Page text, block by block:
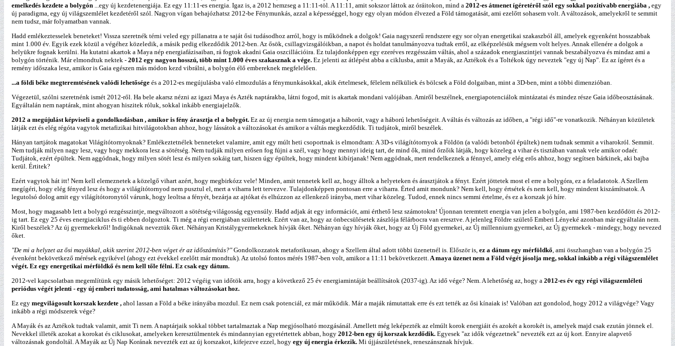
emelkedés kezdete a bolygón ...egy új kezdetenergiája. Ez egy 11:11-es energia. Igaz is, a 2012 hemzseg a 11:11-töl. A 11:11, amit sokszor láttok az óráitokon, mind a 2012-es átmenet ígéretéről szól egy sokkal pozitívabb energiába , egy
új paradigma, egy új világszemlélet kezdetéről szól. Nagyon vígan behajózhatsz 2012-be Fénymunkás, azzal a képességgel, hogy egy olyan módon élvezed a Föld támogatását, ami ezelőtt sohasem volt. A változások, amelyekről te semmit
nem tudsz, már folyamatban vannak.
Hadd emlékeztesselek beneteket! Vissza szeretnék térni veled egy pillanatra a te saját ősi tudásodhoz arról, hogy is működnek a dolgok! Gaia nagyszerű rendszere egy sor olyan energetikai szakaszból áll, amelyek egyenként hosszabbak
mint 1.000 év. Egyik ezek közül a végéhez közeledik, a másik pedig elkezdődik 2012-ben. Az ősök, csillagvizsgálóikban, a napot és holdat tanulmányozva tudtak erről, az elképzelésük mégsem volt helyes. Annak ellenére a dolgok a
helyükre fognak kerülni. Ha kutatni akartok a Maya nép energiafázisaiban, rá fogtok akadni Gaia oszcillációira. Ez tulajdonképpen egy ezeréves rezgésszám váltás, ahol a századok energiaszintjei vannak beszabályozva és mindaz ami a
bolygón történik. Már elmondtuk nektek - 2012 egy nagyon hosszú, több mint 1.000 éves szakasznak a vége. Ez jelenti az átlépést abba a ciklusba, amit a Mayák, az Aztékok és a Toltékok úgy neveztek "egy új Nap". Ez az ígéret és a
remény időszaka lesz, amikor is Gaia egészen más módon kezd vibrálni, a bolygón élő embereknek megfelelően.
...a földi béke megteremtésének valódi lehetősége és a 2012-es megújulásba való elmozdulás a fénymunkásokkal, akik értelmesek, félelem nélküliek és bölcsek a Föld dolgaiban, mint a 3D-ben, mint a többi dimenzióban.
Végezetül, szólni szeretnénk ismét 2012-ről. Ha bele akarsz nézni az igazi Maya és Azték naptárakba, látni fogod, mit is akartak mondani valójában. Amiről beszélnek, energiapotenciálok mintázatai és mindez része Gaia időbeosztásának.
Egyáltalán nem naptárak, mint ahogyan hiszitek róluk, sokkal inkább energiajelzők.
2012 a megújulást képviseli a gondolkodásban , amikor is fény árasztja el a bolygót. Ez az új energia nem támogatja a háborút, vagy a háború lehetőségeit. A váltás és változás az időben, a "régi idő"-re vonatkozik. Néhányan közületek
látják ezt és elég régóta vagytok metafizikai hitvilágotokban ahhoz, hogy lássátok a változásokat és amikor a váltás megkezdődik. Ti tudjátok, miről beszélek.
Hányan tartjátok magatokat Világítótornyoknak? Emlékeztetnélek benneteket valamire, amit egy múlt heti csoportnak is elmondtam: A 3D-s világítótornyok a Földön (a valódi betonból épültek) nem tudnak semmit a viharokról. Semmit.
Nem tudják milyen nagy lesz, vagy hogy mekkora lesz a sötétség. Nem tudják milyen erősen fog fújni a szél, vagy hogy mennyi ideig tart, de mind ők, mind őrzőik látják, hogy közeleg a vihar és tisztában vannak vele amikor odaér.
Tudjátok, ezért épültek. Nem aggódnak, hogy milyen sötét lesz és milyen sokáig tart, hiszen úgy épültek, hogy mindent kibírjanak! Nem aggódnak, mert rendelkeznek a fénnyel, amely elég erős ahhoz, hogy segítsen bárkinek, aki bajba
kerül. Értitek?
Ezért vagytok hát itt! Nem kell elemeznetek a közelgő vihart azért, hogy megbirkózz vele! Minden, amit tennetek kell az, hogy álltok a helyeteken és árasztjátok a fényt. Ezért jöttetek most el erre a bolygóra, ez a feladatotok. A Szellem
megígéri, hogy elég fényed lesz és hogy a világítótornyod nem pusztul el, mert a viharra lett tervezve. Tulajdonképpen pontosan erre a viharra. Érted amit mondunk? Nem kell, hogy értsétek és nem kell, hogy mindent kiszámítsatok. A
legutolsó dolog amit egy világítótoronytól várunk, hogy leoltsa a fényét, bezárja az ajtókat és elhúzzon az ellenkező irányba, mert vihar közeleg. Tudod, ennek nincs semmi értelme, és ez a korszak jó híre.
Most, hogy magasabb lett a bolygó rezgésszintje, megváltozott a sötétség-világosság egyensúly. Hadd adjak át egy információt, ami érthető lesz számotokra! Újonnan teremtett energia van jelen a bolygón, ami 1987-ben kezdődött és 2012-
ig tart. Ez egy 25 éves energiaciklus és ti ebben dolgoztok. Ti még a régi energiában születtetek. Ezért van az, hogy az önbecsülésetek zászlója félárbocra van eresztve. A jelenleg Földre születő Emberi Lényeké azonban már egyáltalán nem.
Kiről beszélek? Az új gyermekekről! Indigóknak neveztük őket. Néhányan Kristálygyermekeknek hívják őket. Néhányan úgy hívják őket, hogy az Új Föld gyermekei, az Új millennium gyermekei, az Új gyermekek - mindegy, hogy nevezed
őket.
"De mi a helyzet az ősi mayákkal, akik szerint 2012-ben véget ér az időszámítás?"Gondolkozzatok metaforikusan, ahogy a Szellem által adott többi üzenetnél is. Először is, ez a dátum egy mérföldkő, ami összhangban van a bolygón 25
évenként bekövetkező mérések egyikével (ahogy ezt évekkel ezelőtt már mondtuk). Az utolsó fontos mérés 1987-ben volt, amikor a 11:11 bekövetkezett.A maya üzenet nem a Föld végét jósolja meg, sokkal inkább a régi világszemlélet
végét. Ez egy energetikai mérföldkő és nem kell tőle félni. Ez csak egy dátum.
2012-vel kapcsolatban megemlítünk egy másik lehetőséget: 2012 végéig van időtök arra, hogy a következő 25 év energiamintáját beállítsátok (2037-ig). Az idő vége? Nem. A lehetőség az, hogy a 2012-es év egy régi világszemléleti
periódus végét jelenti - egy új emberi tudatosság, ami hatalmas változásokat hoz.
Ez egy megvilágosult korszak kezdete , ahol lassan a Föld a béke irányába mozdul. Ez nem csak potenciál, ez már működik. Már a maják rámutattak erre és ezt tették az ősi kínaiak is! Valóban azt gondolod, hogy 2012 a világvége? Vagy
inkább a régi módszerek vége?
A Mayák és az Aztékok tudtak valamit, amit Ti nem. A naptárjaik sokkal többet tartalmaztak a Nap megjósolható mozgásánál. Amellett még leképezték az elmúlt korok energiáit és azokét a korokét is, amelyek majd csak ezután jönnek el.
Nevekkel illeték azokat a korokat és ciklusokat, amelyeken keresztülmentek és mindannyian egyetértettek abban, hogy 2012-ben egy új korszak kezdődik. Egyesek "az idők végezetnek" nevezték ezt az új kort. Ennyire alapvető
változásnak gondoltál. A Mayák az Új Nap Korának nevezték ezt az új korszakot, kifejezve ezzel, hogy egy új energia érkezik. Mi újjászületésnek, reneszánsznak hívjuk.